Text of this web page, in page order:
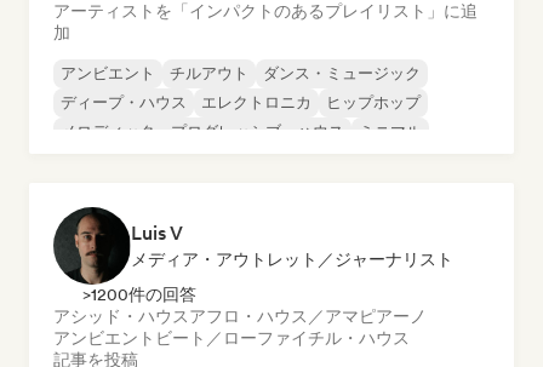
アーティストを「インパクトのあるプレイリスト」に追
加
アンビエント チルアウト
ダンス・ミュージック
ディープ・ハウス
エレクトロニカ
ヒップホップ
メロディック・プログレッシブ・ハウス
ミニマル
Luis V
メディア・アウトレット／ジャーナリスト
>1200件の回答
アシッド・ハウスアフロ・ハウス／アマピアーノ
アンビエント ビート／ローファイチル・ハウス
記事を投稿